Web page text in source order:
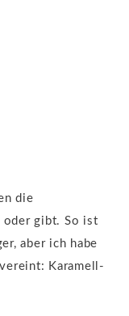
die
oder gibt. So ist
aber ich habe
Karamell-